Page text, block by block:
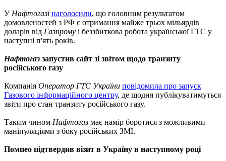
У Нафтогазі наголосили, що головним результатом
домовленостей з РФ є отримання майже трьох мільярдів
доларів від Газпрому і беззбиткова робота української ГТС у
наступні п'ять років.
Нафтогаз запустив сайт зі звітом щодо транзиту
російського газу
Компанія Оператор ГТС України повідомила про запуск
Газового інформаційного центру, де щодня публікуватимуться
звіти про стан транзиту російського газу.
Таким чином Нафтогаз має намір боротися з можливими
маніпуляціями з боку російських ЗМІ.
Помпео підтвердив візит в Україну в наступному році